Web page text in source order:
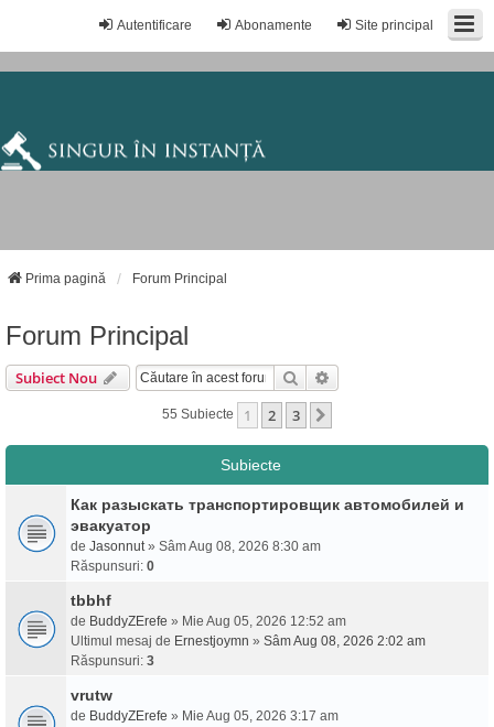
Site principal
Abonamente
Autentificare
Prima pagină Forum Principal
Forum Principal
Subiect Nou Căutare
55 Subiecte 1 2 3
Subiecte
Как разыскать транспортировщик автомобилей и
эвакуатор
de Jasonnut» Sâm Aug 08, 2026 8:30 am
Răspunsuri: 0
tbbhf
de BuddyZErefe » Mie Aug 05, 2026 12:52 am
Ultimul mesaj de Ernestjoymn » Sâm Aug 08, 2026 2:02 am
Răspunsuri: 3
vrutw
de BuddyZErefe » Mie Aug 05, 2026 3:17 am